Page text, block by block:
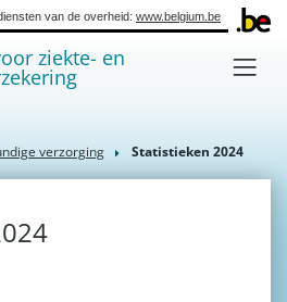
van de overheid: www.belgium.be
ziekte- en
verzorging
Statistieken 2024